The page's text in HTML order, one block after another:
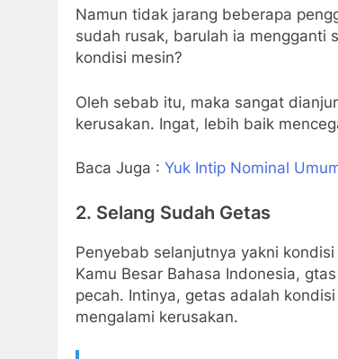
Namun tidak jarang beberapa
sudah rusak, barulah ia mengganti
kondisi mesin?
Oleh sebab itu, maka sangat
kerusakan. Ingat, lebih baik
Baca Juga : Yuk Intip Nominal
2. Selang Sudah Getas
Penyebab selanjutnya yakni
Kamu Besar Bahasa Indonesia,
pecah. Intinya, getas adalah
mengalami kerusakan.